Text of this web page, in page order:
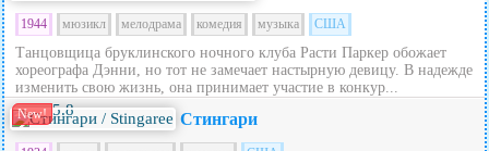
1944 мюзикл мелодрама комедия музыка США
Танцовщица бруклинского ночного клуба Расти Паркер обожает
хореографа Дэнни, но тот не замечает настырную девицу. В надежде
изменить свою жизнь, она принимает участие в конкур...
New! 5.8 Стингари